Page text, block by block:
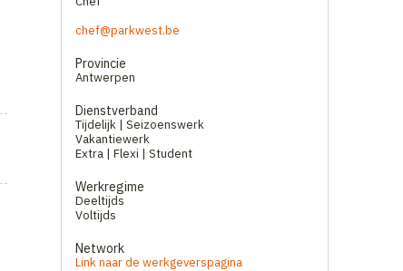
chef@parkwest.be
Provincie
Antwerpen
Dienstverband
Tijdelijk | Seizoenswerk
Vakantiewerk
Extra | Flexi | Student
Werkregime
Deeltijds
Voltijds
Network
Link naar de werkgeverspagina